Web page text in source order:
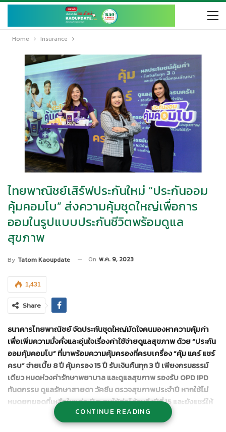
Home Insurance
ไทยพาณิชย์เสิร์ฟประกันใหม่ “ประกันออม
คุ้มคอมโบ” ส่งความคุ้มชุดใหญ่เพื่อการ
ออมในรูปแบบประกันชีวิตพร้อมดูแล
สุขภาพ
By Tatom Kaoupdate On พ.ค. 9, 2023
1,431
Share
ธนาคารไทยพาณิชย์ จัดประกันชุดใหญ่มัดใจคนมองหาความคุ้มค่า
เพื่อเพิ่มความมั่งคั่งและอุ่นใจเรื่องค่าใช้จ่ายดูแลสุขภาพ ด้วย“ประกัน
ออมคุ้มคอมโบ” ที่มาพร้อมความคุ้มครองที่ครบเครื่อง “คุ้ม แคร์ แชร์
ครบ” จ่ายเบี้ย 8 ปี คุ้มครอง 15 ปี รับเงินคืนทุก 3 ปีเพียงกรมธรรม์
เดียวหมดห่วงค่ารักษาพยาบาล และดูแลสุขภาพ รองรับOPD IPD
ทันตกรรม ดูแลรักษาสายตา วัคซีน ตรวจสุขภาพประจำปี หากใช้ไม่
หมดยกยอดที่เหลือในแต่ละปีสะสมใช้ต่อได้จนถึงปีที่ 15 และยังแชร์ให้
กับสมาชิกในครอบครัว* ร่วมใช้วงเงินค่ารักษาพยาบาลและดูแล
สูงสุด 5 คน(รวมผู้เอาประกันภัย)พร้อมทั้งได้รับความ
CONTINUE READING